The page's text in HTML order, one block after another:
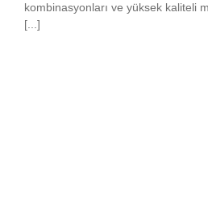
kombinasyonları ve yüksek kaliteli
[...]